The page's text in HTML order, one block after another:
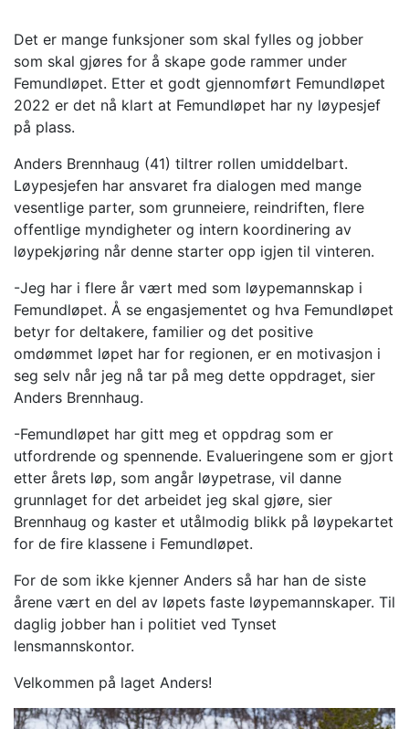
Det er mange funksjoner som skal fylles og jobber
som skal gjøres for å skape gode rammer under
Femundløpet. Etter et godt gjennomført Femundløpet
2022 er det nå klart at Femundløpet har ny løypesjef
på plass.
Anders Brennhaug (41) tiltrer rollen umiddelbart.
Løypesjefen har ansvaret fra dialogen med mange
vesentlige parter, som grunneiere, reindriften, flere
offentlige myndigheter og intern koordinering av
løypekjøring når denne starter opp igjen til vinteren.
-Jeg har i flere år vært med som løypemannskap i
Femundløpet. Å se engasjementet og hva Femundløpet
betyr for deltakere, familier og det positive
omdømmet løpet har for regionen, er en motivasjon i
seg selv når jeg nå tar på meg dette oppdraget, sier
Anders Brennhaug.
-Femundløpet har gitt meg et oppdrag som er
utfordrende og spennende. Evalueringene som er gjort
etter årets løp, som angår løypetrase, vil danne
grunnlaget for det arbeidet jeg skal gjøre, sier
Brennhaug og kaster et utålmodig blikk på løypekartet
for de fire klassene i Femundløpet.
For de som ikke kjenner Anders så har han de siste
årene vært en del av løpets faste løypemannskaper. Til
daglig jobber han i politiet ved Tynset
lensmannskontor.
Velkommen på laget Anders!